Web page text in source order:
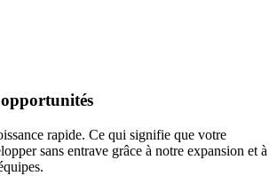
rapide. Ce qui signifie que votre
sans entrave grâce à notre expansion et à